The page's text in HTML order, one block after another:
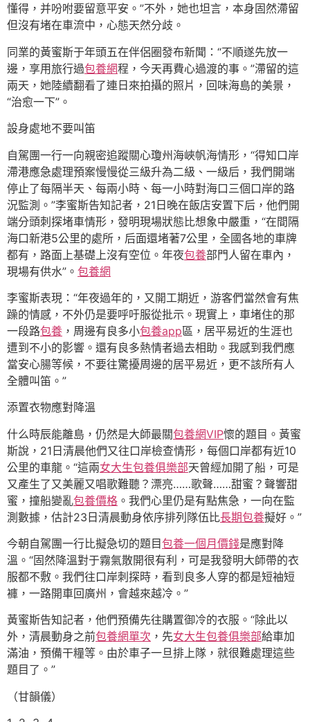
懂得，并吩咐要留意平安。”不外，她也坦言，本身固然滯留
但沒有堵在車流中，心態天然分歧。
同業的黃蜜斯于年頭五在伴侶圈發布新聞：“不順遂先放一
邊，享用旅行過包養網程，今天再費心過渡的事。”滯留的這
兩天，她陸續翻看了連日來拍攝的照片，回味海島的美景，
“治愈一下”。
設身處地不要叫笛
自駕團一行一向親密追蹤關心瓊州海峽帆海情形，“得知口岸
滯港應急處理預案慢慢從三級升為二級、一級后，我們開端
停止了每隔半天、每兩小時、每一小時對海口三個口岸的路
況監測。”李蜜斯告知記者，21日晚在飯店安置下后，他們開
端分頭刺探堵車情形，發明現場狀態比想象中嚴重，“在間隔
海口新港5公里的處所，后面還堵著7公里，全國各地的車牌
都有，路面上基礎上沒有空位。年夜包養部門人留在車內，
現場有供水”。 包養網
李蜜斯表現：“年夜過年的，又開工期近，游客們當然會有焦
躁的情感，不外仍是要呼吁服從批示。現實上，車堵住的那
一段路包養 ，周邊有良多小包養app區，居平易近的生涯也
遭到不小的影響。還有良多熱情者過去相助。我感到我們應
當安心腸等候，不要往驚擾周邊的居平易近，更不該所有人
全體叫笛。”
添置衣物應對降溫
什么時辰能離島，仍然是大師最關包養網VIP懷的題目。黃蜜
斯說，21日清晨他們又往口岸檢查情形，每個口岸都有近10
公里的車龍。“這兩女大生包養俱樂部天曾經加開了船，可是
又產生了又美麗又唱歌難聽？漂亮……歌聲……甜蜜？聲響甜
蜜，撞船變亂包養價格 。我們心里仍是有點焦急，一向在監
測數據，估計23日清晨動身依序排列隊伍比長期包養擬好。”
今朝自駕團一行比擬急切的題目包養一個月價錢是應對降
溫。“固然降溫對于霧氣散開很有利，可是我發明大師帶的衣
服都不敷。我們往口岸刺探時，看到良多人穿的都是短袖短
褲，一路開車回廣州，會越來越冷。”
黃蜜斯告知記者，他們預備先往購置御冷的衣服。“除此以
外，清晨動身之前包養網單次 ，先女大生包養俱樂部給車加
滿油，預備干糧等。由於車子一旦排上隊，就很難處理這些
題目了。”
（甘韻儀）